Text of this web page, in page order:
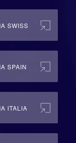
SWISS
SPAIN
ITALIA